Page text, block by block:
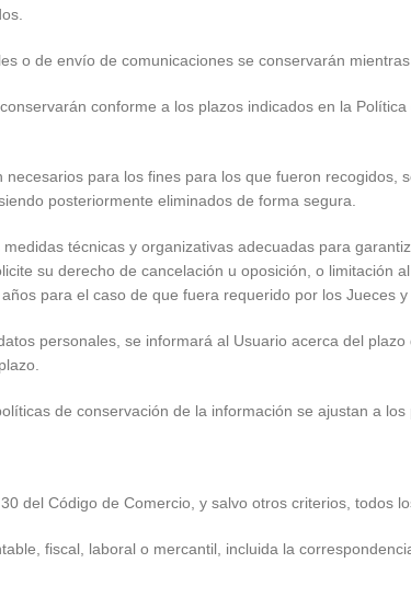
o de envío de comunicaciones se conservarán
conforme a los plazos indicados en la
para los fines para los que fueron
posteriormente eliminados de forma segura.
técnicas y organizativas adecuadas para
su derecho de cancelación u oposición, o
para el caso de que fuera requerido por los Jueces
personales, se informará al Usuario acerca del
de conservación de la información se ajustan a
del Código de Comercio, y salvo otros criterios, todos
fiscal, laboral o mercantil, incluida la